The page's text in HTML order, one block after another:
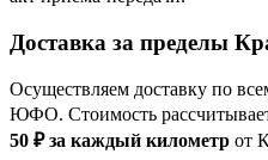
Доставка за пределы
Осуществляем доставку по
ЮФО. Стоимость
50 ₽ за каждый километр от